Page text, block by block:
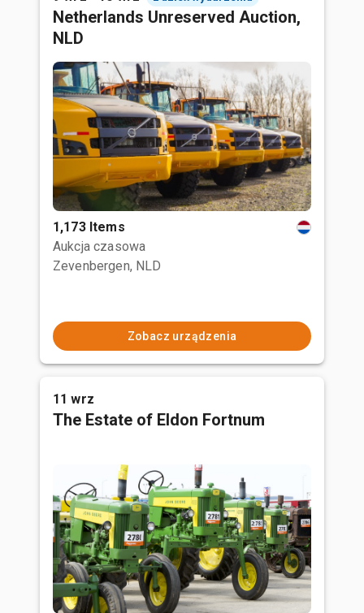
Netherlands Unreserved Auction,
NLD
1,173 Items
Aukcja czasowa
Zevenbergen, NLD
Zobacz urządzenia
11 wrz
The Estate of Eldon Fortnum